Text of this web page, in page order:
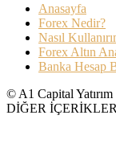
Anasayfa
Forex Nedir?
Nasıl
Forex Altın
Banka Hesap
© A1 Capital
DİĞER İÇERİKLER